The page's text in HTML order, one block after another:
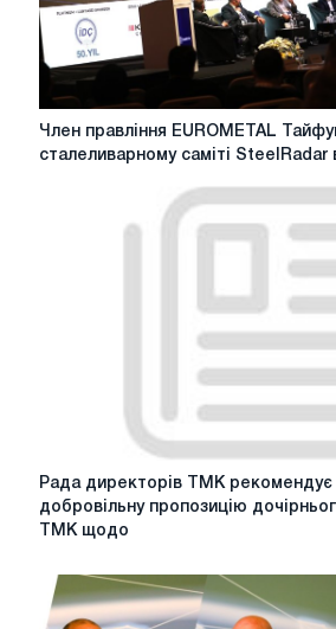
Член
Член правління EUROMETAL
сталеливарному саміті SteelRadar
Рада
директорів
ТМК
взяти
добровільну
пропозицію
Рада директорів ТМК рекомендує
добровільну пропозицію
ТМК щодо